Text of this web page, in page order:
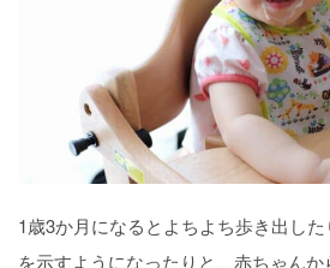
1歳3か月になるとよちよち歩き出し
を示すようになったりと、赤ちゃん